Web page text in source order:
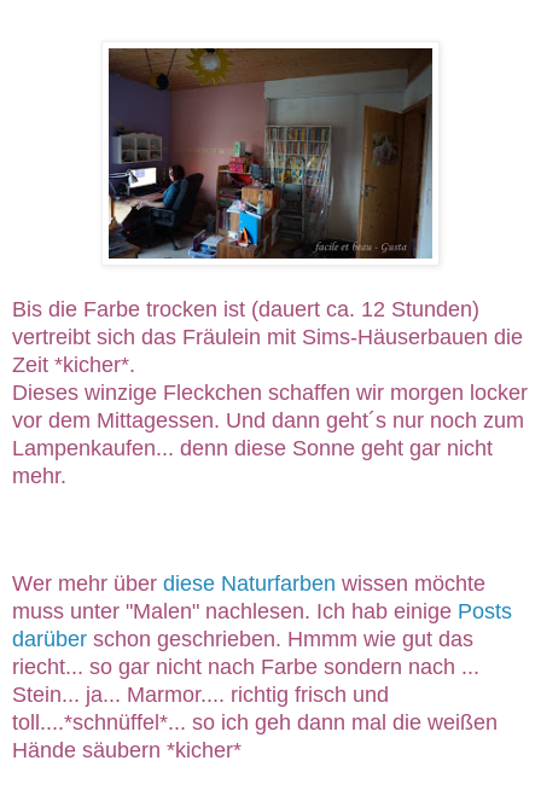
Bis die Farbe trocken ist (dauert ca. 12 Stunden)
vertreibt sich das Fräulein mit Sims-Häuserbauen die
Zeit *kicher*.
Dieses winzige Fleckchen schaffen wir morgen locker
vor dem Mittagessen. Und dann geht´s nur noch zum
Lampenkaufen... denn diese Sonne geht gar nicht
mehr.
Wer mehr über diese Naturfarben wissen möchte
muss unter "Malen" nachlesen. Ich hab einige Posts
darüber schon geschrieben. Hmmm wie gut das
riecht... so gar nicht nach Farbe sondern nach ...
Stein... ja... Marmor.... richtig frisch und
toll....*schnüffel*... so ich geh dann mal die weißen
Hände säubern *kicher*